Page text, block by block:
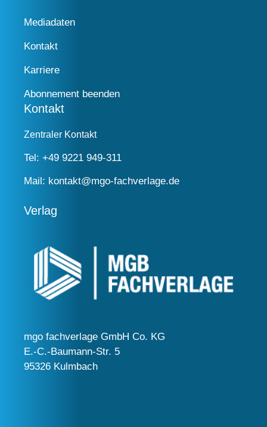
Mediadaten
Kontakt
Karriere
Abonnement beenden
Kontakt
Zentraler Kontakt
Tel: +49 9221 949-311
Mail: kontakt@mgo-fachverlage.de
Verlag
mgo fachverlage GmbH Co. KG
E.-C.-Baumann-Str. 5
95326 Kulmbach